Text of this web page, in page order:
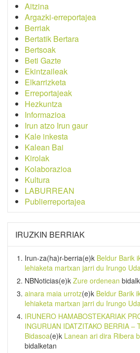
Aitzina
Argazki-erreportajea
Berriak
Bertatik Bertara
Bertsoak
Beti Gazte
Ekintzaileak
Elkarrizketa
Erreportajeak
Hezkuntza
Informazioa
Irun atzo Irun gaur
Kale inkesta
Kalean Bai
Kirolak
Kolaborazioa
Kultura
LABURREAN
Publierreportajea
IRUZKIN BERRIAK
Irun-za(ha)r-berria(e)k Beldur Barik
lehiaketa martxan jarri du Irungo
NBNoticias(e)k Zure ordenean
ainara maia urrotz(e)k Beldur Barik
lehiaketa martxan jarri du Irungo
IRUNERO HAMABOSTEKARIAK
INGURUAN IDATZITAKO BERRIA –
Bidasoa(e)k Lanean ari dira Ribera
bidalketan